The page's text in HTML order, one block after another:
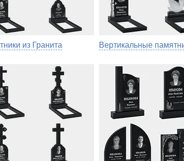
из Гранита Вертикальные